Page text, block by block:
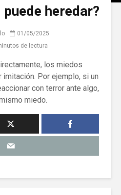
heredar?
01/05/2025
de lectura
los miedos
Por ejemplo, si un
con terror ante algo,
miedo.